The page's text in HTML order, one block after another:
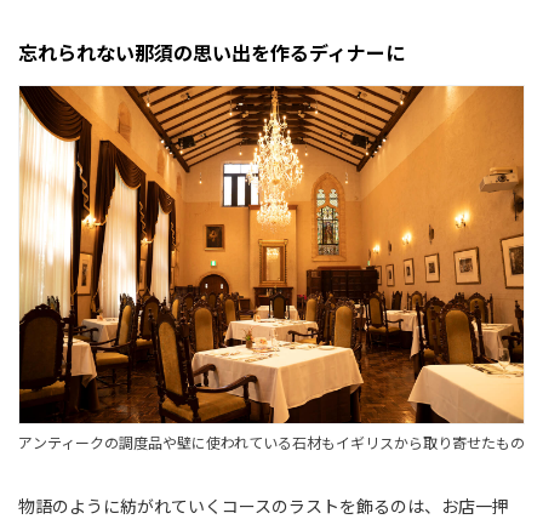
忘れられない那須の思い出を作るディナーに
アンティークの調度品や壁に使われている石材もイギリスから取り寄せたもの
物語のように紡がれていくコースのラストを飾るのは、お店一押